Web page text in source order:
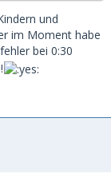
und
im Moment habe
bei 0:30